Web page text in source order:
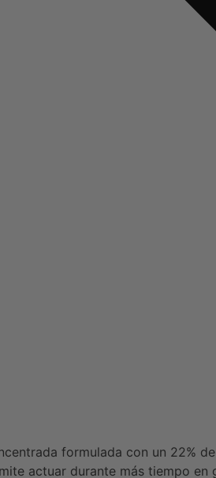
formulada con un 22%
actuar durante más tiempo en